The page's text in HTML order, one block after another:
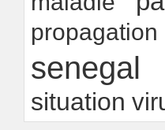
propagation
senegal
situation